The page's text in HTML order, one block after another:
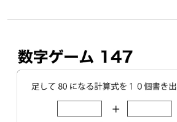
リハビリ・介護
病気・感染症
カテゴリー一覧 よくある